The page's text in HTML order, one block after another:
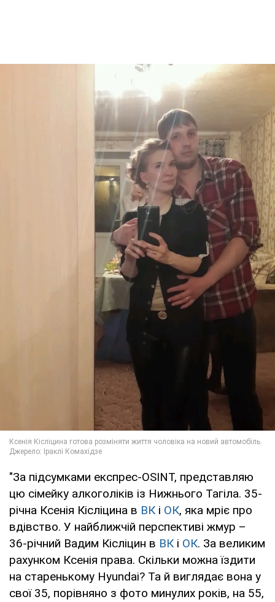
"За підсумками експрес-OSINT, представляю
цю сімейку алкоголіків із Нижнього Тагіла. 35-
річна Ксенія Кісліцина в ВКі ОК, яка мріє про
вдівство. У найближчій перспективі жмур –
36-річний Вадим Кісліцин в ВКі ОК. За великим
рахунком Ксенія права. Скільки можна їздити
на старенькому Hyundai? Та й виглядає вона у
свої 35, порівняно з фото минулих років, на 55,